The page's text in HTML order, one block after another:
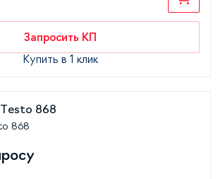
Запросить КП
Купить в 1 клик
868